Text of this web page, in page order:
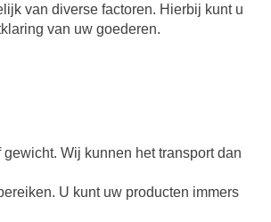
van diverse factoren. Hierbij kunt u
van uw goederen.
Wij kunnen het transport dan
U kunt uw producten immers